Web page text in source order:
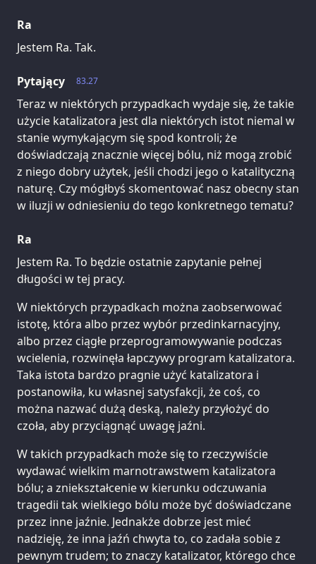
Ra
Jestem Ra. Tak.
83.27
Pytający
Teraz w niektórych przypadkach wydaje się, że takie
użycie katalizatora jest dla niektórych istot niemal w
stanie wymykającym się spod kontroli; że
doświadczają znacznie więcej bólu, niż mogą zrobić
z niego dobry użytek, jeśli chodzi jego o katalityczną
naturę. Czy mógłbyś skomentować nasz obecny stan
w iluzji w odniesieniu do tego konkretnego tematu?
Ra
Jestem Ra. To będzie ostatnie zapytanie pełnej
długości w tej pracy.
W niektórych przypadkach można zaobserwować
istotę, która albo przez wybór przedinkarnacyjny,
albo przez ciągłe przeprogramowywanie podczas
wcielenia, rozwinęła łapczywy program katalizatora.
Taka istota bardzo pragnie użyć katalizatora i
postanowiła, ku własnej satysfakcji, że coś, co
można nazwać dużą deską, należy przyłożyć do
czoła, aby przyciągnąć uwagę jaźni.
W takich przypadkach może się to rzeczywiście
wydawać wielkim marnotrawstwem katalizatora
bólu; a zniekształcenie w kierunku odczuwania
tragedii tak wielkiego bólu może być doświadczane
przez inne jaźnie. Jednakże dobrze jest mieć
nadzieję, że inna jaźń chwyta to, co zadała sobie z
pewnym trudem; to znaczy katalizator, którego chce